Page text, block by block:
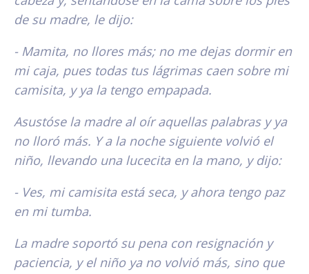
de su madre, le dijo:
- Mamita, no llores más; no me dejas dormir en
mi caja, pues todas tus lágrimas caen sobre mi
camisita, y ya la tengo empapada.
Asustóse la madre al oír aquellas palabras y ya
no lloró más. Y a la noche siguiente volvió el
niño, llevando una lucecita en la mano, y dijo:
- Ves, mi camisita está seca, y ahora tengo paz
en mi tumba.
La madre soportó su pena con resignación y
paciencia, y el niño ya no volvió más, sino que